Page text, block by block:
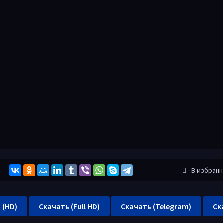
В
Скачать (Full HD) Скачать (Telegram)